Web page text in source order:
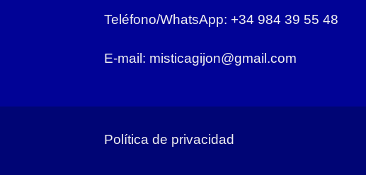
Teléfono/WhatsApp: +34 984 39 55 48
E-mail: misticagijon@gmail.com
Política de privacidad